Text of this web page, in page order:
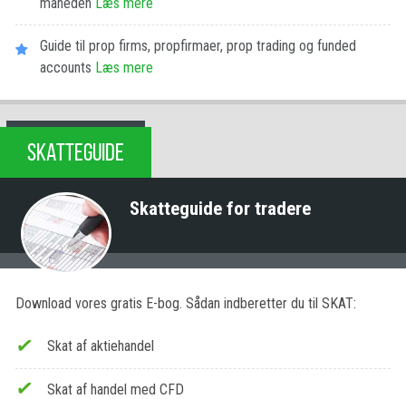
Guide til prop firms, propfirmaer, prop trading og funded
accounts Læs mere
SKATTEGUIDE
Skatteguide for tradere
Download vores gratis E-bog. Sådan indberetter du til SKAT:
Skat af aktiehandel
Skat af handel med CFD